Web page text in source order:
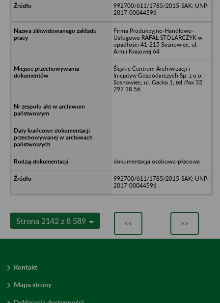
992700/611/1785/2015-SAK; UNP:
2017-00044596
Firma Produkcyjno-Handlowo-
Usługowo RAFAŁ STOLARCZYK w
upadłości 41-215 Sosnowiec, ul.
Armii Krajowej 64
Śląskie Centrum Archiwizacji i
Inicjatyw Gospodarczych Sp. z o.o. -
Sosnowiec; ul. Gacka 1; tel./fax 32
297 38 56
dokumentacja osobowo-płacowa
992700/611/1785/2015-SAK; UNP:
2017-00044596
Strona 2142 z 8 589 << >>
Kontakt
Mapa strony